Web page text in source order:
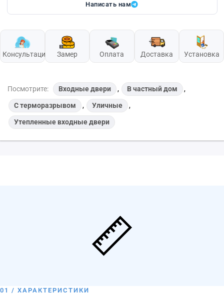
Написать нам
Консультация Замер Оплата Доставка Установка
Посмотрите: Входные двери , В частный дом ,
С терморазрывом , Уличные ,
Утепленные входные двери
01 / ХАРАКТЕРИСТИКИ